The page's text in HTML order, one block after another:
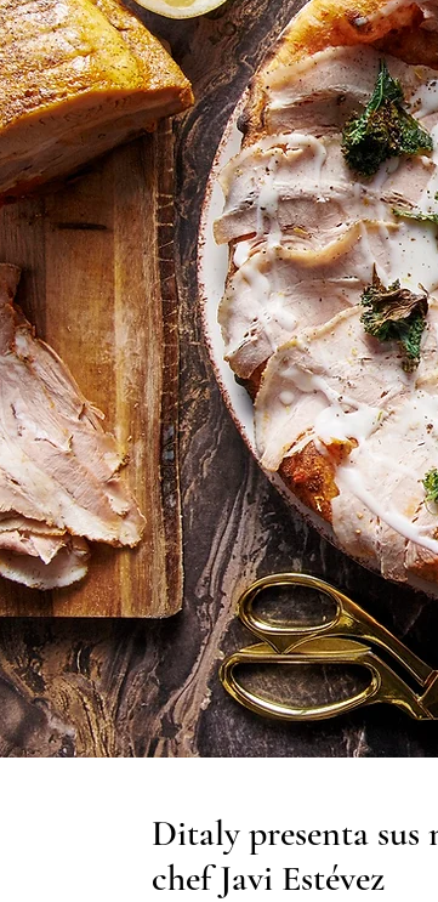
Ditaly presenta sus
chef Javi Estévez